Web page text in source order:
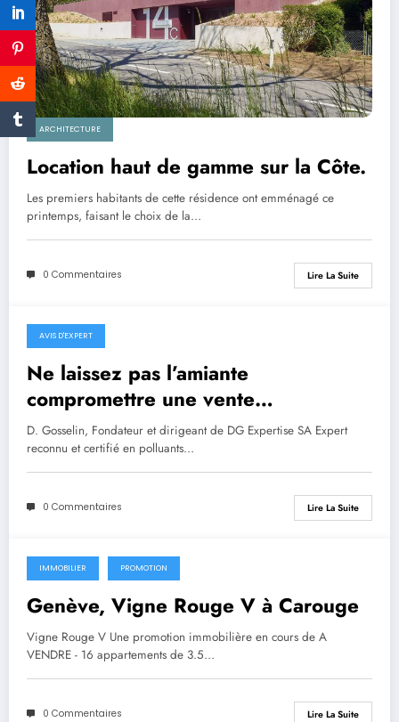
ARCHITECTURE
Location haut de gamme sur la Côte.
Les premiers habitants de cette résidence ont emménagé ce
printemps, faisant le choix de la…
0 Commentaires Lire La Suite
AVIS D'EXPERT
Ne laissez pas l’amiante
compromettre une vente
immobilière !
D. Gosselin, Fondateur et dirigeant de DG Expertise SA Expert
reconnu et certifié en polluants…
0 Commentaires Lire La Suite
IMMOBILIER PROMOTION
Genève, Vigne Rouge V à Carouge
Vigne Rouge V Une promotion immobilière en cours de A
VENDRE - 16 appartements de 3.5…
0 Commentaires Lire La Suite